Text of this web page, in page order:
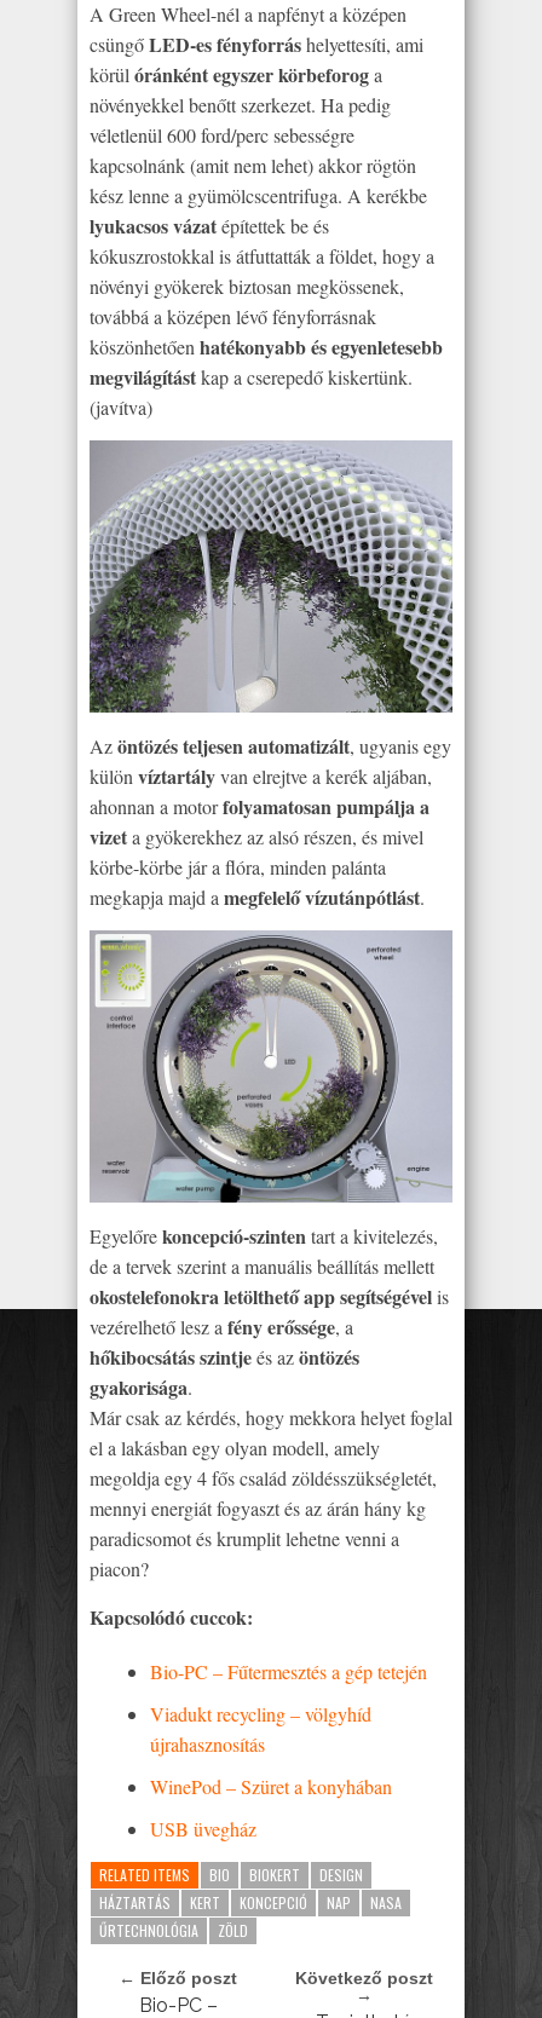
A Green Wheel-nél a napfényt a középen
csüngőLED-es fényforráshelyettesíti, ami
körül óránként egyszer körbeforoga
növényekkel benőtt szerkezet. Ha pedig
véletlenül 600 ford/perc sebességre
kapcsolnánk (amit nem lehet) akkor rögtön
kész lenne a gyümölcscentrifuga. A kerékbe
lyukacsos vázatépítettek be és
kókuszrostokkal is átfuttatták a földet, hogy a
növényi gyökerek biztosan megkössenek,
továbbá a középen lévő fényforrásnak
köszönhetően hatékonyabb és egyenletesebb
megvilágítástkap a cserepedő kiskertünk.
(javítva)
Azöntözés teljesen automatizált, ugyanis egy
külön víztartályvan elrejtve a kerék aljában,
ahonnan a motorfolyamatosan pumpálja a
vizeta gyökerekhez az alsó részen, és mivel
körbe-körbe jár a flóra, minden palánta
megkapja majd a megfelelő vízutánpótlást.
Egyelőrekoncepció-szintentart a kivitelezés,
de a tervek szerint a manuális beállítás mellett
okostelefonokra letölthető app segítségévelis
vezérelhető lesz a fény erőssége, a
hőkibocsátás szintjeés azöntözés
gyakorisága.
Már csak az kérdés, hogy mekkora helyet foglal
el a lakásban egy olyan modell, amely
megoldja egy 4 fős család zöldésszükségletét,
mennyi energiát fogyaszt és az árán hány kg
paradicsomot és krumplit lehetne venni a
piacon?
Kapcsolódó cuccok:
Bio-PC – Fűtermesztés a gép tetején
Viadukt recycling – völgyhíd
újrahasznosítás
WinePod – Szüret a konyhában
USB üvegház
RELATED ITEMS BIO BIOKERT
DESIGN
HÁZTARTÁS
KERT KONCEPCIÓ NAP
NASA
ŰRTECHNOLÓGIA
ZÖLD
← Előző poszt
Bio-PC –
Következő poszt
→